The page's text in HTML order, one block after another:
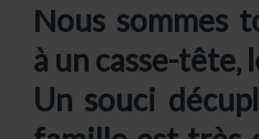
Nous sommes
à un casse-tête,
Un souci